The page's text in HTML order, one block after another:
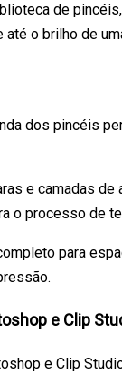
de
o brilho de
dos pincéis
e camadas
o processo de
para
e Clip
e Clip